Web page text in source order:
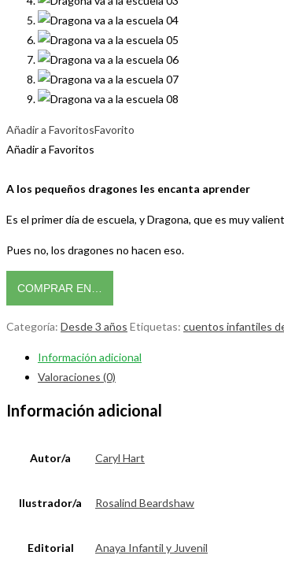
Añadir a FavoritosFavorito
Añadir a Favoritos
A los pequeños dragones les encanta aprender
Es el primer día de escuela, y Dragona, que es muy
Pues no, los dragones no hacen eso.
COMPRAR EN…
Categoría: Desde 3 años Etiquetas: cuentos infantiles
Información adicional
Valoraciones (0)
Información adicional
Autor/a Caryl Hart
Ilustrador/a Rosalind Beardshaw
Editorial Anaya Infantil y Juvenil